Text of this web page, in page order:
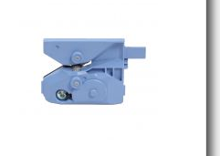
LISTE
D’ENVIE